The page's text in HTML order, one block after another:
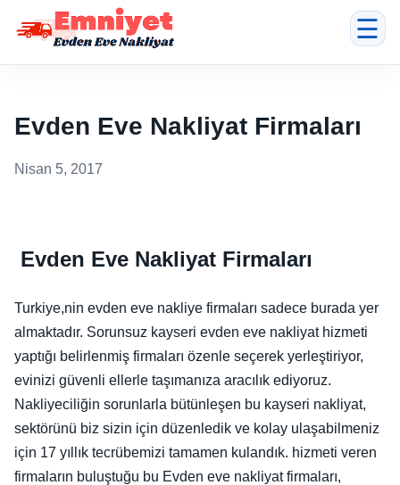
☰
Evden Eve Nakliyat Firmaları
Nisan 5, 2017
Evden Eve Nakliyat Firmaları
Turkiye,nin evden eve nakliye firmaları sadece burada yer
almaktadır. Sorunsuz kayseri evden eve nakliyat hizmeti
yaptığı belirlenmiş firmaları özenle seçerek yerleştiriyor,
evinizi güvenli ellerle taşımanıza aracılık ediyoruz.
Nakliyeciliğin sorunlarla bütünleşen bu kayseri nakliyat,
sektörünü biz sizin için düzenledik ve kolay ulaşabilmeniz
için 17 yıllık tecrübemizi tamamen kulandık. hizmeti veren
firmaların buluştuğu bu Evden eve nakliyat firmaları,